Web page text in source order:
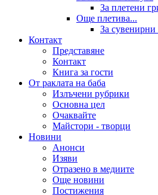
За плетени
Още плетива...
За сувенирни
Контакт
Представяне
Контакт
Книга за гости
От раклата на баба
Излъчени рубрики
Основна цел
Очаквайте
Майстори - творци
Новини
Анонси
Изяви
Отразено в медиите
Още новини
Постижения